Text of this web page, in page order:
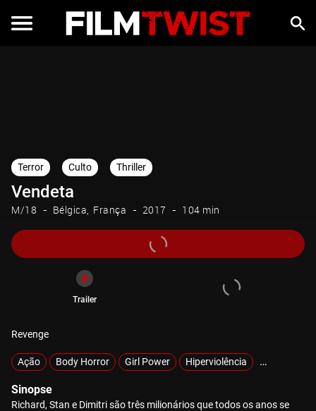
Terror Culto Thriller
Vendeta
M/18 Bélgica França 2017 104 min
Trailer
Revenge
Ação Body Horror Girl Power Hiperviolência
Sinopse
Richard, Stan e Dimitri são três milionários que todos os anos se